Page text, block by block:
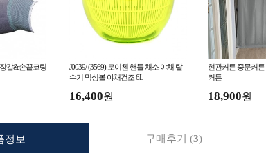
갑&손끝코팅
J0039/ (3569) 로이첸 핸들 채소 야채 탈
수기 믹싱볼 야채건조 6L
16,400원
현관커튼 중문커
커튼
18,900원
정보 구매후기 (3)